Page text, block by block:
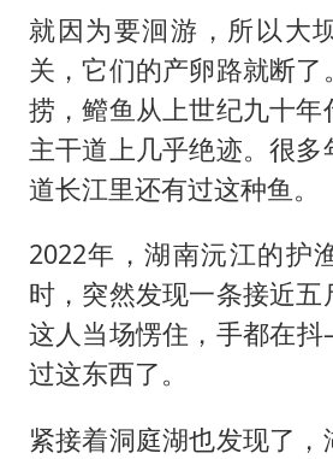
就因为要洄游，所以大
关，它们的产卵路就断
捞，鳤鱼从上世纪九十年
主干道上几乎绝迹。很多
道长江里还有过这种鱼。
2022年，湖南沅江的护
时，突然发现一条接近五
这人当场愣住，手都在
过这东西了。
紧接着洞庭湖也发现了